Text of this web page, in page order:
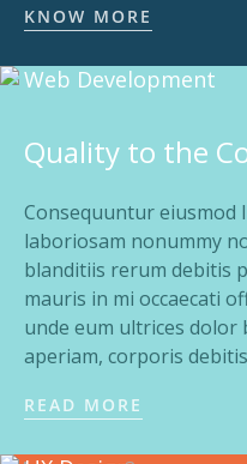
KNOW MORE
Web Development
Quality to the
Consequuntur
laboriosam nonummy
blanditiis rerum debitis
mauris in mi occaecati
unde eum ultrices dolor
aperiam, corporis
READ MORE